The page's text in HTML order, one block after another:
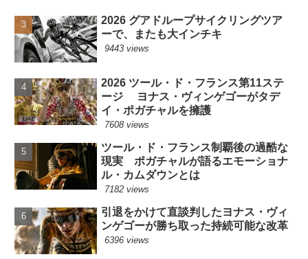
2026 グアドループサイクリングツア
ーで、またも大インチキ
9443 views
2026 ツール・ド・フランス第11ステ
ージ ヨナス・ヴィンゲゴーがタデ
イ・ポガチャルを擁護
7608 views
ツール・ド・フランス制覇後の過酷な
現実 ポガチャルが語るエモーショナ
ル・カムダウンとは
7182 views
引退をかけて直談判したヨナス・ヴィ
ンゲゴーが勝ち取った持続可能な改革
6396 views